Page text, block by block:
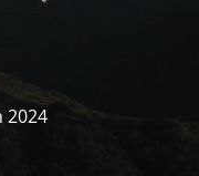
2024